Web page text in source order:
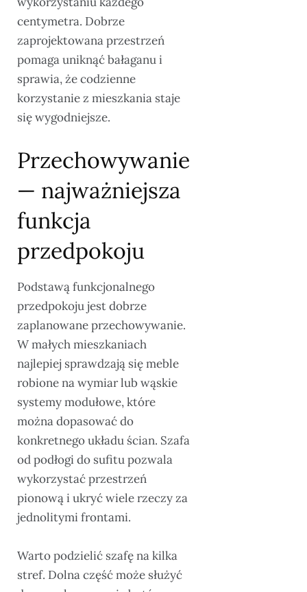
centymetra. Dobrze
zaprojektowana przestrzeń
pomaga uniknąć bałaganu i
sprawia, że codzienne
korzystanie z mieszkania staje
się wygodniejsze.
Przechowywanie
— najważniejsza
funkcja
przedpokoju
Podstawą funkcjonalnego
przedpokoju jest dobrze
zaplanowane przechowywanie.
W małych mieszkaniach
najlepiej sprawdzają się meble
robione na wymiar lub wąskie
systemy modułowe, które
można dopasować do
konkretnego układu ścian. Szafa
od podłogi do sufitu pozwala
wykorzystać przestrzeń
pionową i ukryć wiele rzeczy za
jednolitymi frontami.
Warto podzielić szafę na kilka
stref. Dolna część może służyć